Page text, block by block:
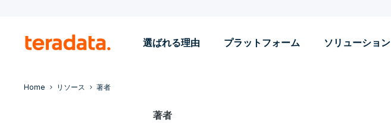
選ばれる理由 プラットフォーム ソリューション
Home リソース 著者
著者